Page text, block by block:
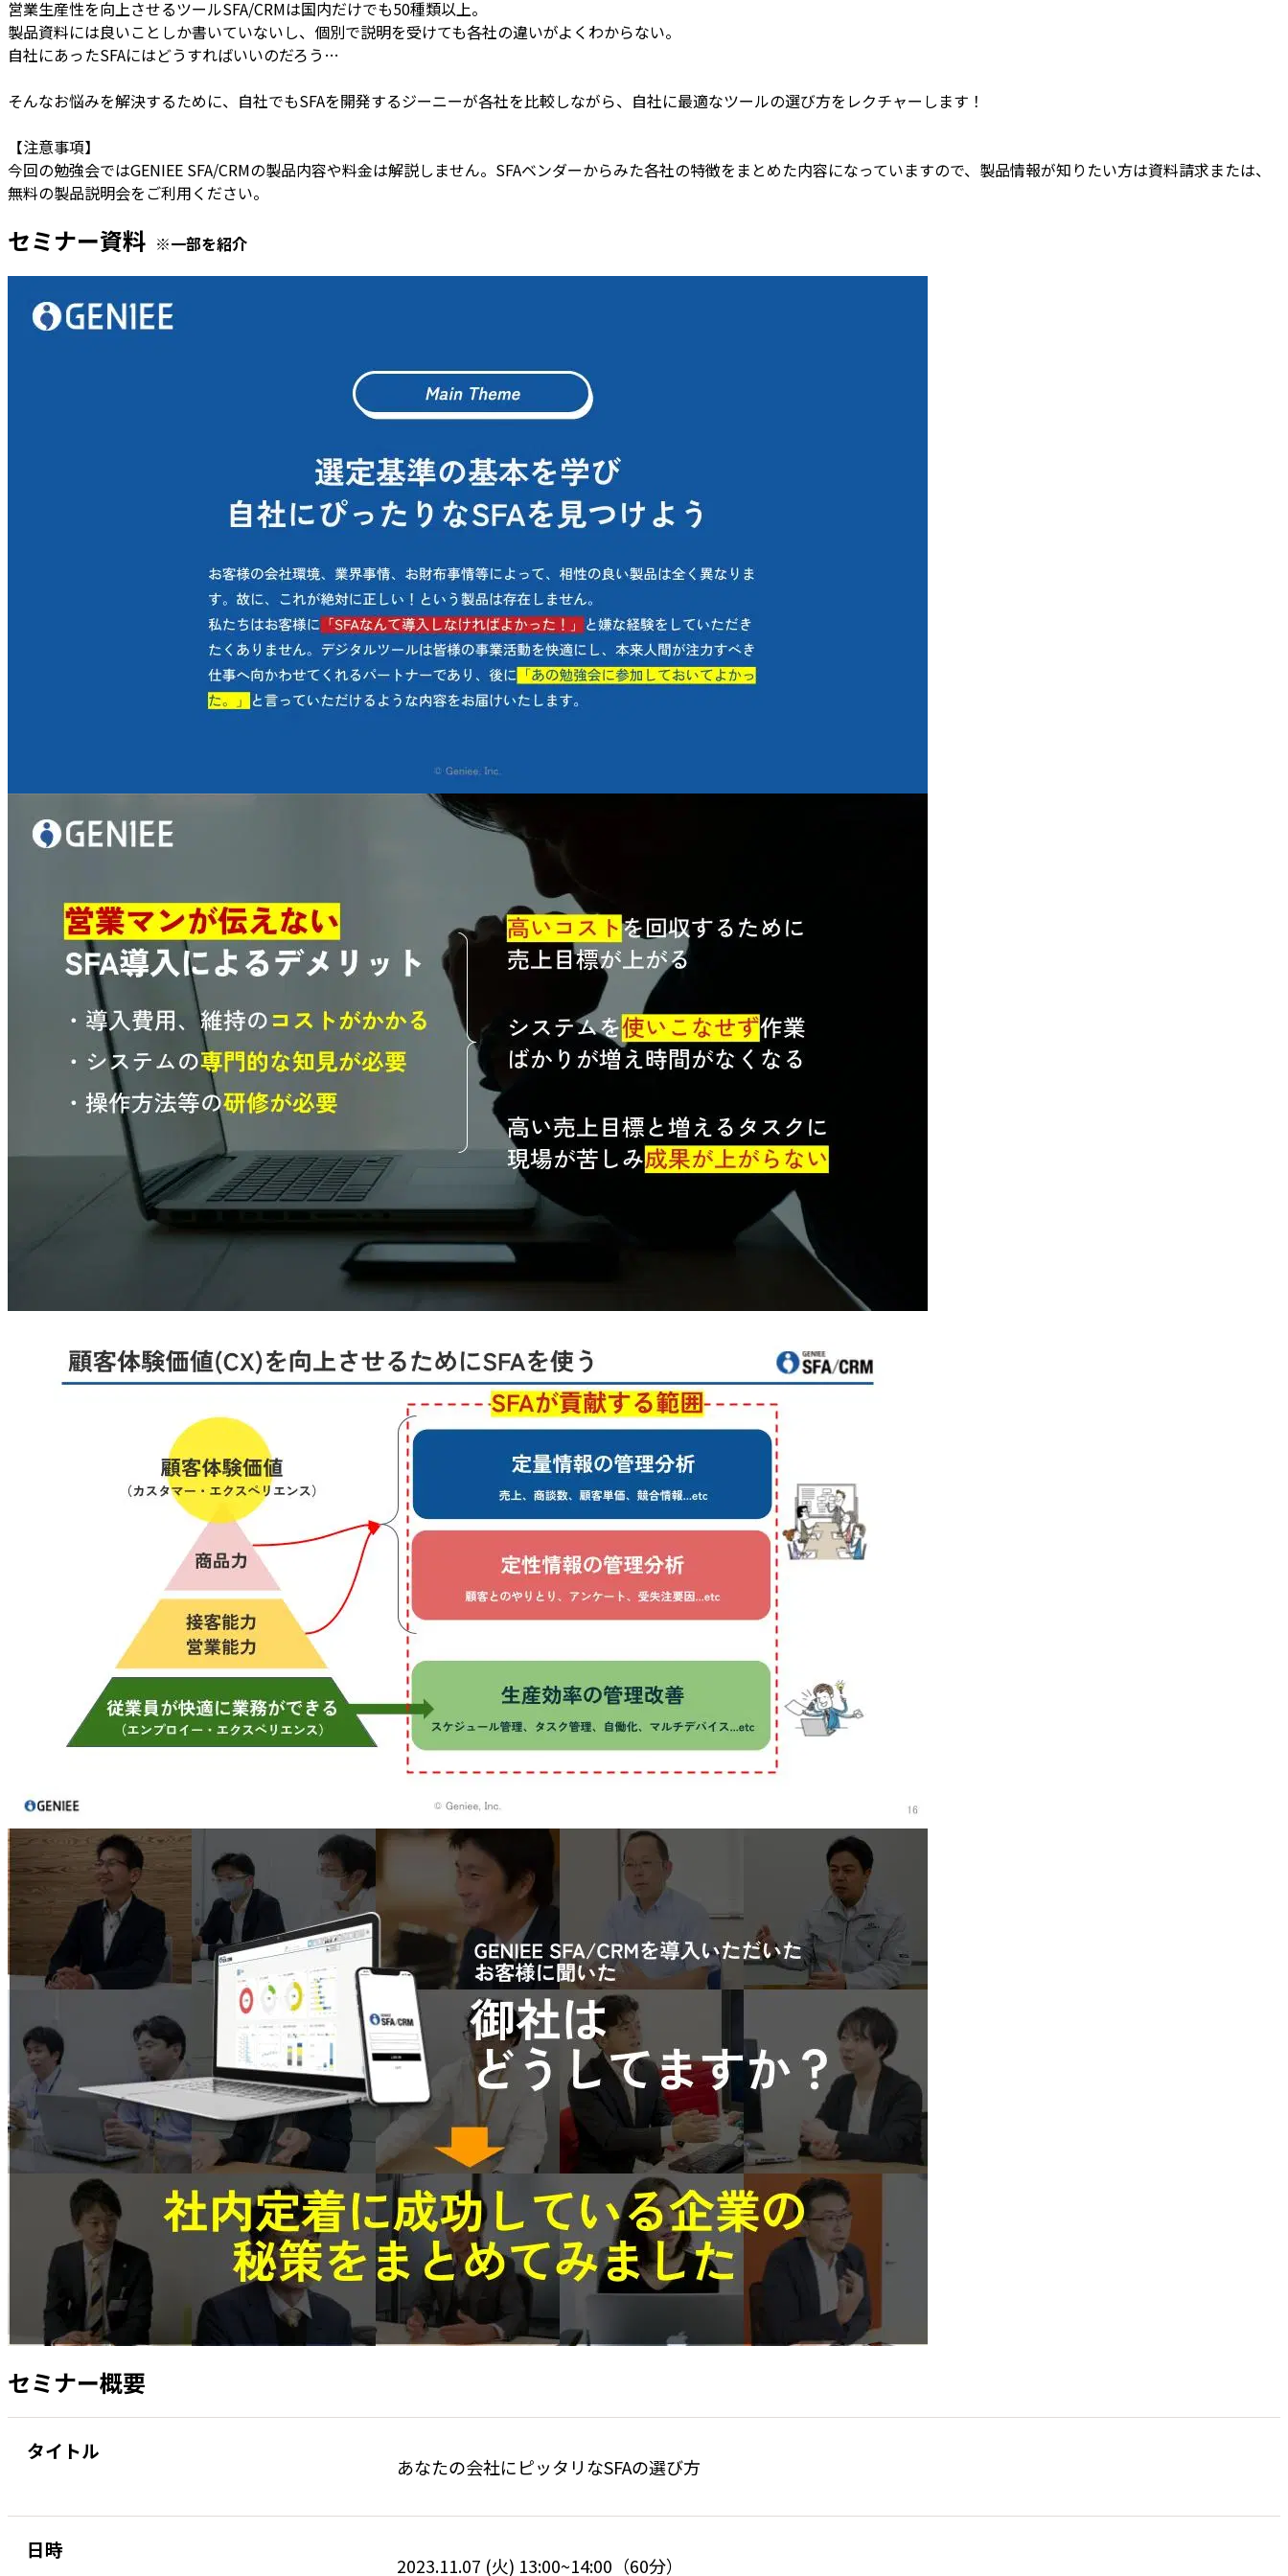
営業生産性を向上させるツールSFA/CRMは国内だけでも50種類以上。
製品資料には良いことしか書いていないし、個別で説明を受けても各社の違いがよくわからない。
自社にあったSFAにはどうすればいいのだろう…
そんなお悩みを解決するために、自社でもSFAを開発するジーニーが各社を比較しながら、自社に最適なツールの選び方をレクチャーします！
【注意事項】
今回の勉強会ではGENIEE SFA/CRMの製品内容や料金は解説しません。SFAベンダーからみた各社の特徴をまとめた内容になっていますので、製品情報が知りたい方は資料請求または、
無料の製品説明会をご利用ください。
セミナー資料 ※一部を紹介
セミナー概要
タイトル
あなたの会社にピッタリなSFAの選び方
日時
2023.11.07 (火) 13:00~14:00（60分）